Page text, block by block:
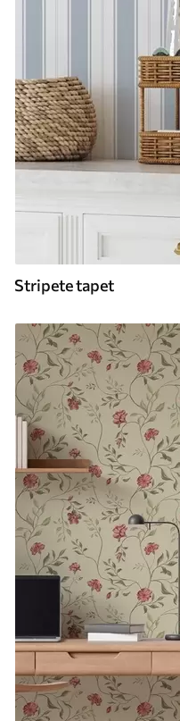
Stripete tapet